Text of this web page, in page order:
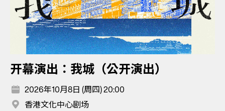
开幕演出：我城（公开演出）
2026年10月8日 (周四) 20:00
香港文化中心剧场